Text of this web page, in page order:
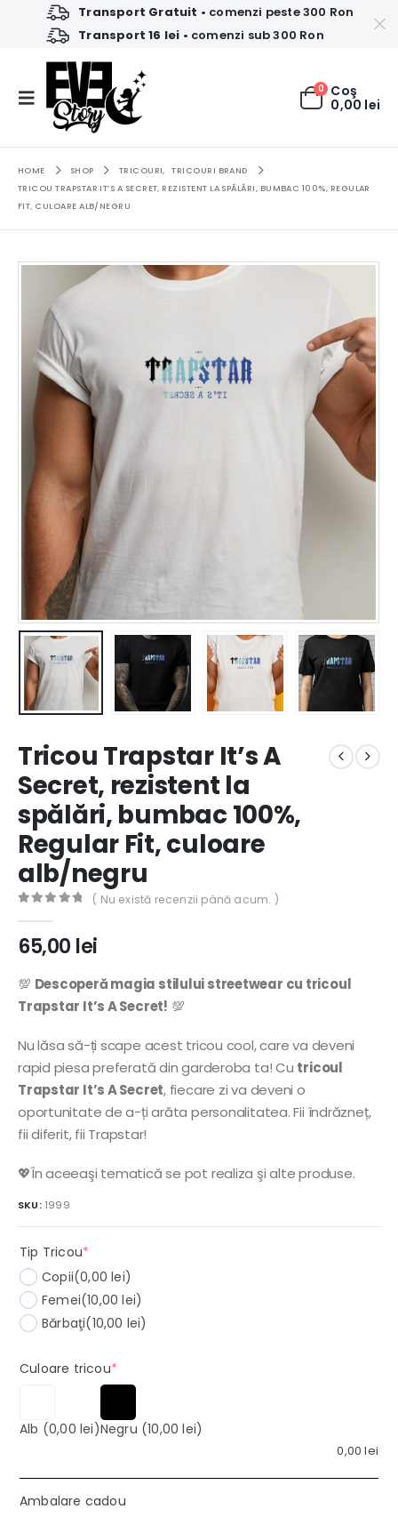
Transport Gratuit • comenzi peste 300 Ron
Transport 16 lei • comenzi sub 300 Ron
0 Coş
0,00 lei
HOME SHOP TRICOURI,
TRICOURI BRAND
TRICOU TRAPSTAR IT’S A SECRET, REZISTENT LA SPĂLĂRI, BUMBAC 100%, REGULAR
FIT, CULOARE ALB/NEGRU
Tricou Trapstar It’s A
Secret, rezistent la
spălări, bumbac 100%,
Regular Fit, culoare
alb/negru
( Nu există recenzii până acum. )
65,00 lei
💯 Descoperă magia stilului streetwear cu tricoul
Trapstar It’s A Secret! 💯
Nu lăsa să-ți scape acest tricou cool, care va deveni
rapid piesa preferată din garderoba ta! Cu tricoul
Trapstar It’s A Secret, fiecare zi va deveni o
oportunitate de a-ți arăta personalitatea. Fii îndrăzneț,
fii diferit, fii Trapstar!
💖În aceeaşi tematică se pot realiza şi alte produse.
SKU: 1999
Tip Tricou*
Copii(0,00 lei)
Femei(10,00 lei)
Bărbaţi(10,00 lei)
Culoare tricou*(required)
Alb (0,00 lei)Negru (10,00 lei)
0,00lei
Ambalare cadou